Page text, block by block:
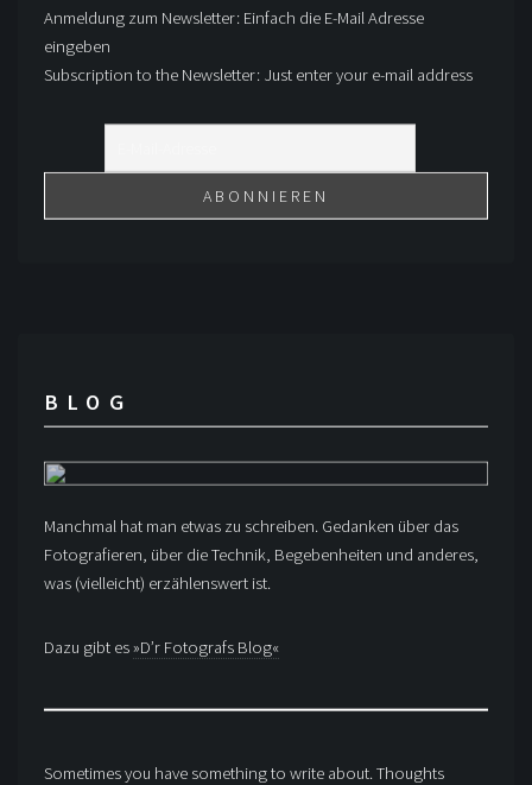
Anmeldung zum Newsletter: Einfach die E-Mail Adresse
eingeben
Subscription to the Newsletter: Just enter your e-mail address
BLOG
Manchmal hat man etwas zu schreiben. Gedanken über das
Fotografieren, über die Technik, Begebenheiten und anderes,
was (vielleicht) erzählenswert ist.
Dazu gibt es»D’r Fotografs Blog«
Sometimes you have something to write about. Thoughts